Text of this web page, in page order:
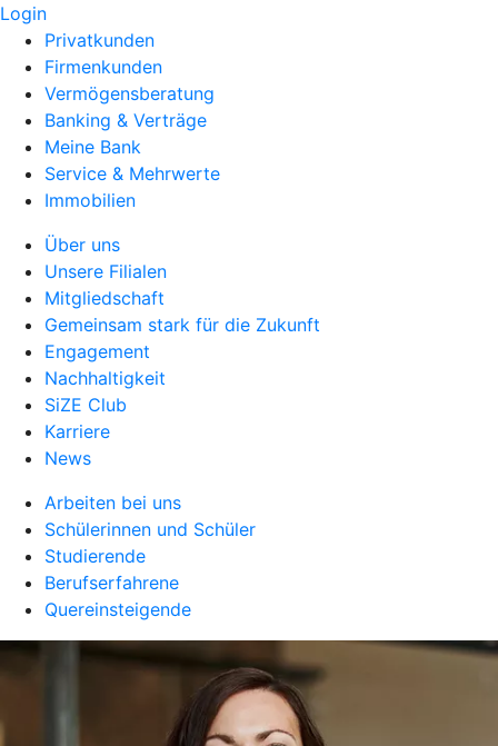
Login
Privatkunden
Firmenkunden
Vermögensberatung
Banking & Verträge
Meine Bank
Service & Mehrwerte
Immobilien
Über uns
Unsere Filialen
Mitgliedschaft
Gemeinsam stark für die Zukunft
Engagement
Nachhaltigkeit
SiZE Club
Karriere
News
Arbeiten bei uns
Schülerinnen und Schüler
Studierende
Berufserfahrene
Quereinsteigende